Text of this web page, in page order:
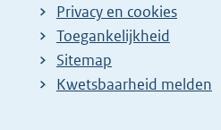
Privacy en cookies
Toegankelijkheid
Sitemap
E
Kwetsbaarheid melden